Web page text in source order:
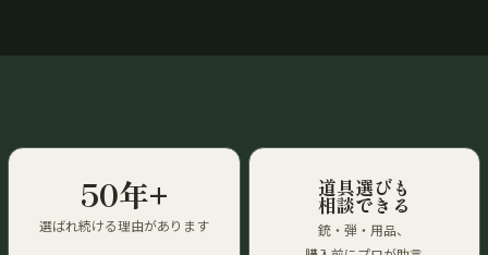
50年+
選ばれ続ける理由があります
道具選びも
相談できる
銃・弾・用品、